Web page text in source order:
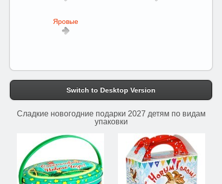
Яровые
Switch to Desktop Version
Сладкие новогодние подарки 2027 детям по видам
упаковки